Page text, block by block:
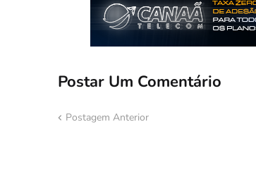
Postar Um Comentário
Postagem Anterior